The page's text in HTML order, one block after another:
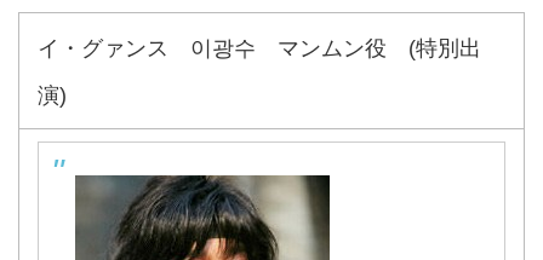
イ・グァンス 이광수 マンムン役 (特別出
演)